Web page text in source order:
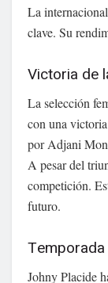
La
clave. Su
Victoria de
La selección
con una
por Adjani
A pesar del
competición.
futuro.
Johny Placide